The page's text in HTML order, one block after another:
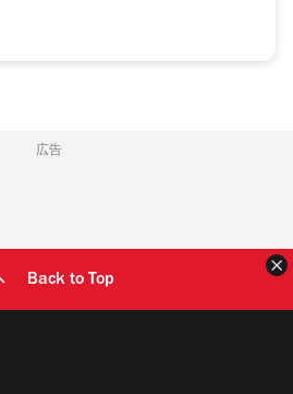
広告
Back to Top